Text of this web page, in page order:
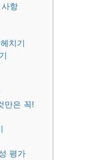
항
치기
만은 꼭!
평가